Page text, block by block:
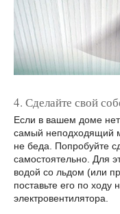
4. Сделайте свой
Если в вашем доме
самый неподходящий
не беда. Попробуйте
самостоятельно. Для
водой со льдом (или
поставьте его по ходу
электровентилятора.